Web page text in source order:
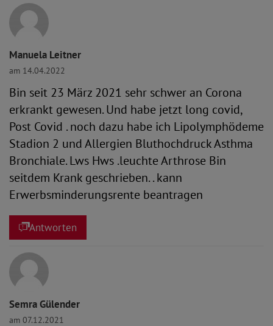
Manuela Leitner
am 14.04.2022
Bin seit 23 März 2021 sehr schwer an Corona
erkrankt gewesen. Und habe jetzt long covid,
Post Covid . noch dazu habe ich Lipolymphödeme
Stadion 2 und Allergien Bluthochdruck Asthma
Bronchiale. Lws Hws .leuchte Arthrose Bin
seitdem Krank geschrieben. . kann
Erwerbsminderungsrente beantragen
Antworten
Semra Gülender
am 07.12.2021